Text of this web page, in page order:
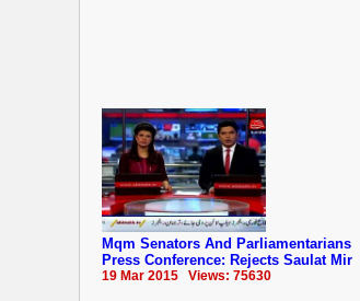
Mqm Senators And Parliamentarians
Press Conference: Rejects Saulat Mir
19 Mar 2015 Views: 75630